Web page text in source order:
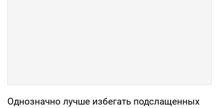
Однозначно лучше избегать подслащенных